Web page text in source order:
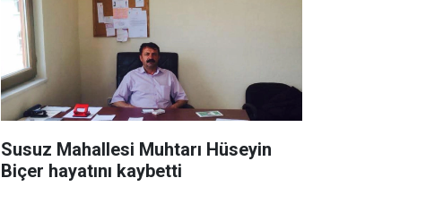
Susuz Mahallesi Muhtarı Hüseyin
Biçer hayatını kaybetti